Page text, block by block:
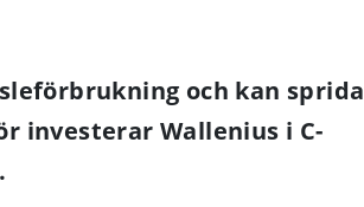
och kan sprida
investerar Wallenius i C-